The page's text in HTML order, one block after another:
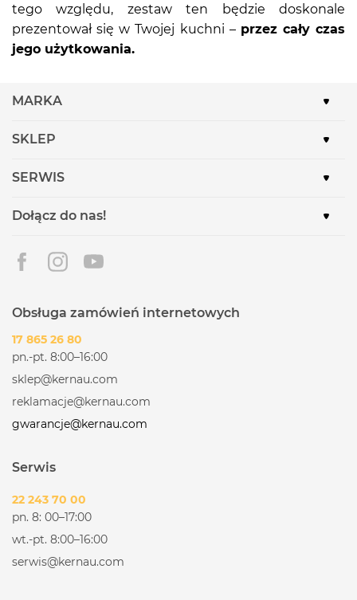
tego względu, zestaw ten będzie doskonale
prezentował się w Twojej kuchni – przez cały czas
jego użytkowania.
MARKA
SKLEP
SERWIS
Dołącz do nas!
Obsługa zamówień internetowych
17 865 26 80
pn.-pt. 8:00–16:00
sklep@kernau.com
reklamacje@kernau.com
gwarancje@kernau.com
Serwis
22 243 70 00
pn. 8: 00–17:00
wt.-pt. 8:00–16:00
serwis@kernau.com